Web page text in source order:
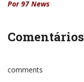
Por97 News
Comentários
comments